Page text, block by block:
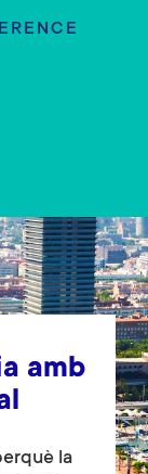
amb
la